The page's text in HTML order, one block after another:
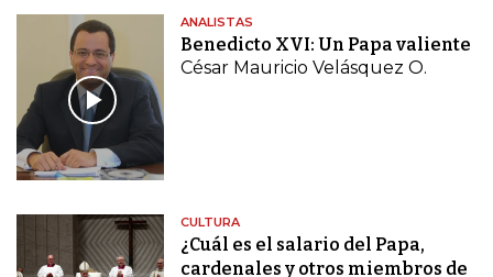
ANALISTAS
Benedicto XVI: Un Papa valiente
César Mauricio Velásquez O.
CULTURA
¿Cuál es el salario del Papa,
cardenales y otros miembros de